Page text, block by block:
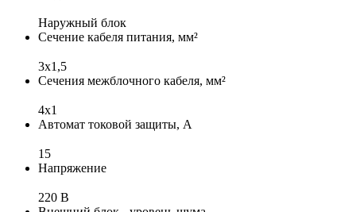
Наружный блок
Сечение кабеля питания, мм²
3x1,5
Сечения межблочного кабеля, мм²
4х1
Автомат токовой защиты, А
15
Напряжение
220 В